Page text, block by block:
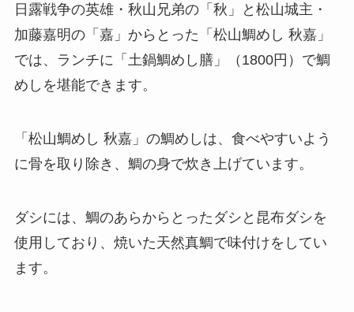
日露戦争の英雄・秋山兄弟の「秋」と松山城主・
加藤嘉明の「嘉」からとった「松山鯛めし 秋嘉」
では、ランチに「土鍋鯛めし膳」（1800円）で鯛
めしを堪能できます。
「松山鯛めし 秋嘉」の鯛めしは、食べやすいよう
に骨を取り除き、鯛の身で炊き上げています。
ダシには、鯛のあらからとったダシと昆布ダシを
使用しており、焼いた天然真鯛で味付けをしてい
ます。